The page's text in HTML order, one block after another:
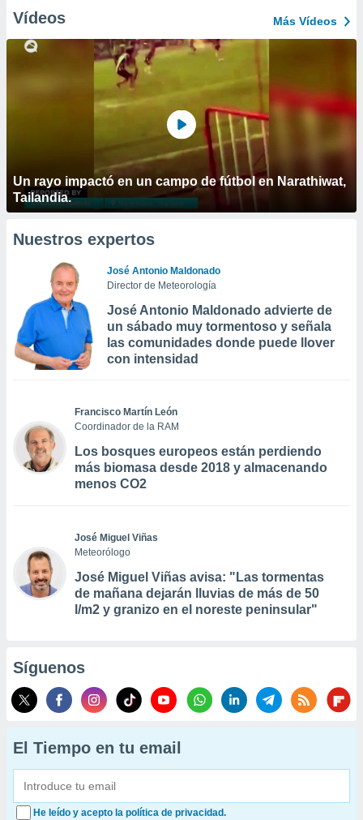
Vídeos Más Vídeos
Un rayo impactó en un campo de fútbol en Narathiwat,
Tailandia.
Nuestros expertos
José Antonio Maldonado
Director de Meteorología
José Antonio Maldonado advierte de
un sábado muy tormentoso y señala
las comunidades donde puede llover
con intensidad
Francisco Martín León
Coordinador de la RAM
Los bosques europeos están perdiendo
más biomasa desde 2018 y almacenando
menos CO2
José Miguel Viñas
Meteorólogo
José Miguel Viñas avisa: "Las tormentas
de mañana dejarán lluvias de más de 50
l/m2 y granizo en el noreste peninsular"
Síguenos
El Tiempo en tu email
He leído y acepto la política de privacidad.